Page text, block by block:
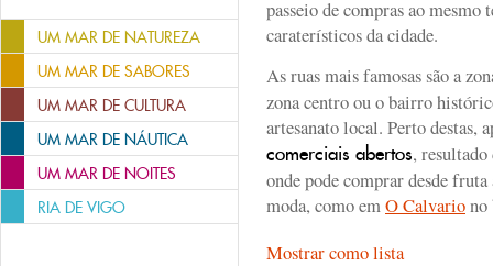
UM MAR DE NATUREZA
UM MAR DE SABORES
UM MAR DE CULTURA
UM MAR DE NÁUTICA
UM MAR DE NOITES
RIA DE VIGO
passeio de compras ao
caraterísticos da cidade.
As ruas mais famosas são a
zona centro ou o bairro
artesanato local. Perto destas,
comerciais abertos, resultado
onde pode comprar desde
moda, como emO Calvariono
Mostrar como lista